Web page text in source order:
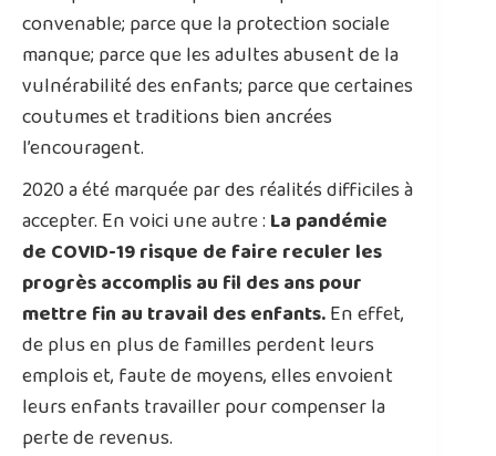
convenable; parce que la protection sociale
manque; parce que les adultes abusent de la
vulnérabilité des enfants; parce que certaines
coutumes et traditions bien ancrées
l’encouragent.
2020 a été marquée par des réalités difficiles à
accepter. En voici une autre : La pandémie
de COVID-19 risque de faire reculer les
progrès accomplis au fil des ans pour
mettre fin au travail des enfants.En effet,
de plus en plus de familles perdent leurs
emplois et, faute de moyens, elles envoient
leurs enfants travailler pour compenser la
perte de revenus.